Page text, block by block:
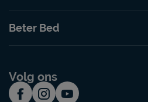
Beter Bed
Volg ons